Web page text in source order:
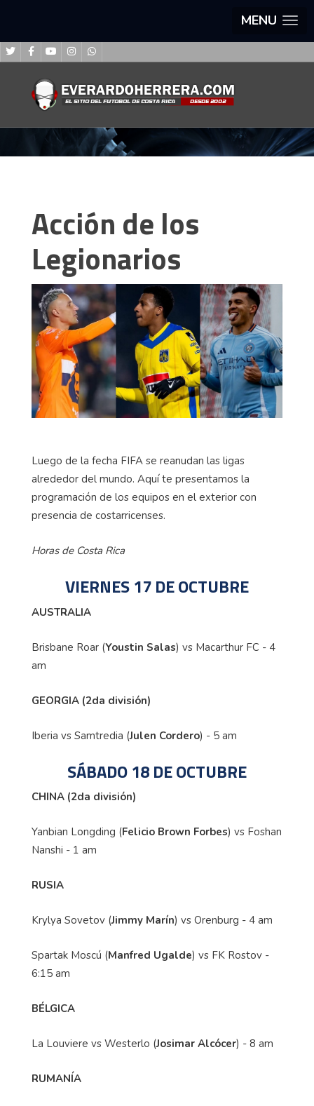
MENU
Acción de los
Legionarios
Luego de la fecha FIFA se reanudan las ligas
alrededor del mundo. Aquí te presentamos la
programación de los equipos en el exterior con
presencia de costarricenses.
Horas de Costa Rica
VIERNES 17 DE OCTUBRE
AUSTRALIA
Brisbane Roar (Youstin Salas) vs Macarthur FC - 4
am
GEORGIA (2da división)
Iberia vs Samtredia (Julen Cordero) - 5 am
SÁBADO 18 DE OCTUBRE
CHINA (2da división)
Yanbian Longding (Felicio Brown Forbes) vs Foshan
Nanshi - 1 am
RUSIA
Krylya Sovetov (Jimmy Marín) vs Orenburg - 4 am
Spartak Moscú (Manfred Ugalde) vs FK Rostov -
6:15 am
BÉLGICA
La Louviere vs Westerlo (Josimar Alcócer) - 8 am
RUMANÍA